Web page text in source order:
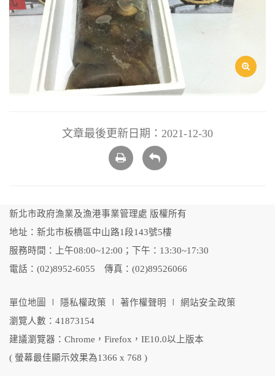
文章最後更新日期：2021-12-30
列
回
頁
新北市政府漁業及漁港事業管理處 版權所有
地址：新北市板橋區中山路1段143號5樓
服務時間：上午08:00~12:00；下午：13:30~17:30
電話：(02)8952-6055 傳真：(02)89526066
單位地圖 ∣ 隱私權政策 ∣ 著作權聲明 ∣ 網站安全政策
瀏覽人數：41873154
建議瀏覽器：Chrome，Firefox，IE10.0以上版本
( 螢幕最佳顯示效果為1366 x 768 )